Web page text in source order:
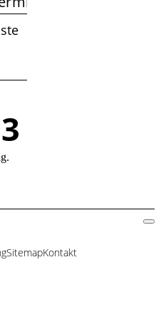
SitemapKontakt